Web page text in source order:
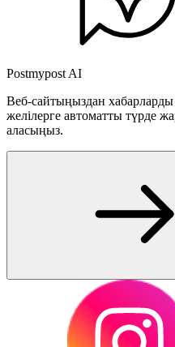
Postmypost AI
Веб-сайтыңыздан
желілерге автоматты түрде
аласыңыз.